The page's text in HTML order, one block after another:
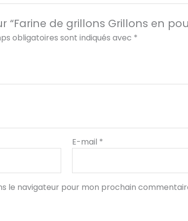
“Farine de grillons Grillons en
obligatoires sont indiqués avec *
E-mail *
le navigateur pour mon prochain